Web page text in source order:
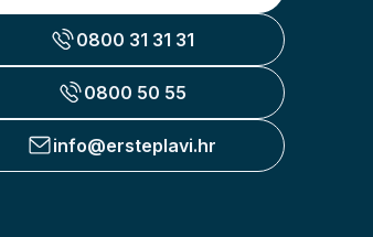
0800 31 31 31
0800 50 55
info@ersteplavi.hr